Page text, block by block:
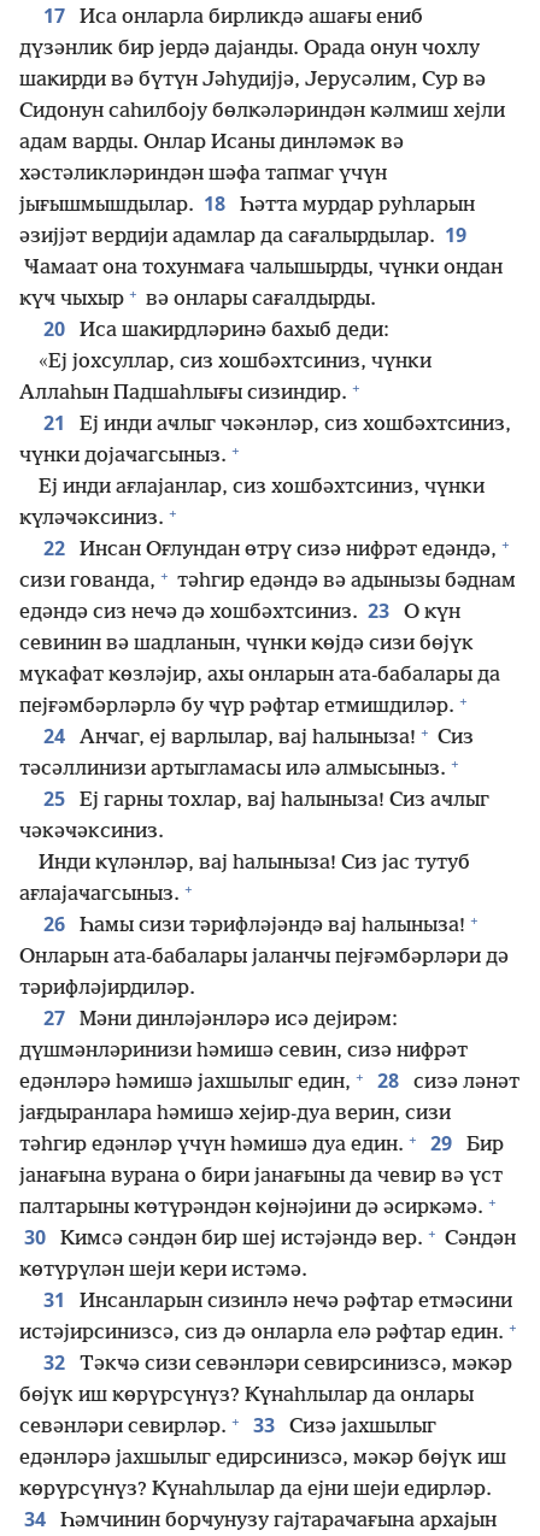
17
Иса онларла бирликдә ашағы ениб
дүзәнлик бир јердә дајанды. Орада онун чохлу
шаҝирди вә бүтүн Јәһудијјә, Јерусәлим, Сур вә
Сидонун саһилбоју бөлҝәләриндән ҝәлмиш хејли
адам варды. Онлар Исаны динләмәк вә
хәстәликләриндән шәфа тапмаг үчүн
јығышмышдылар. 18
Һәтта мурдар руһларын
әзијјәт вердији адамлар да сағалырдылар. 19
Ҹамаат она тохунмаға чалышырды, чүнки ондан
ҝүҹ чыхыр + вә онлары сағалдырды.
20
Иса шаҝирдләринә бахыб деди:
«Еј јохсуллар, сиз хошбәхтсиниз, чүнки
Аллаһын Падшаһлығы сизиндир. +
21
Еј инди аҹлыг чәкәнләр, сиз хошбәхтсиниз,
чүнки дојаҹагсыныз. +
Еј инди ағлајанлар, сиз хошбәхтсиниз, чүнки
ҝүләҹәксиниз. +
22 Инсан Оғлундан өтрү сизә нифрәт едәндә, +
сизи гованда, + тәһгир едәндә вә адынызы бәднам
едәндә сиз неҹә дә хошбәхтсиниз. 23
О ҝүн
севинин вә шадланын, чүнки ҝөјдә сизи бөјүк
мүкафат ҝөзләјир, ахы онларын ата-бабалары да
пејғәмбәрләрлә бу ҹүр рәфтар етмишдиләр. +
24 Анҹаг, еј варлылар, вај һалыныза! + Сиз
тәсәллинизи артыгламасы илә алмысыныз. +
25
Еј гарны тохлар, вај һалыныза! Сиз аҹлыг
чәкәҹәксиниз.
Инди ҝүләнләр, вај һалыныза! Сиз јас тутуб
ағлајаҹагсыныз. +
26 Һамы сизи тәрифләјәндә вај һалыныза! +
Онларын ата-бабалары јаланчы пејғәмбәрләри дә
тәрифләјирдиләр.
27
Мәни динләјәнләрә исә дејирәм:
дүшмәнләринизи һәмишә севин, сизә нифрәт
едәнләрә һәмишә јахшылыг един, + 28
сизә ләнәт
јағдыранлара һәмишә хејир-дуа верин, сизи
тәһгир едәнләр үчүн һәмишә дуа един. + 29
Бир
јанағына вурана о бири јанағыны да чевир вә үст
палтарыны ҝөтүрәндән көјнәјини дә әсирҝәмә. +
30 Кимсә сәндән бир шеј истәјәндә вер. + Сәндән
ҝөтүрүлән шеји ҝери истәмә.
31
Инсанларын сизинлә неҹә рәфтар етмәсини
истәјирсинизсә, сиз дә онларла елә рәфтар един. +
32
Тәкҹә сизи севәнләри севирсинизсә, мәҝәр
бөјүк иш ҝөрүрсүнүз? Ҝүнаһлылар да онлары
севәнләри севирләр. + 33
Сизә јахшылыг
едәнләрә јахшылыг едирсинизсә, мәҝәр бөјүк иш
ҝөрүрсүнүз? Ҝүнаһлылар да ејни шеји едирләр.
34 Һәмчинин борҹунузу гајтараҹағына архајын